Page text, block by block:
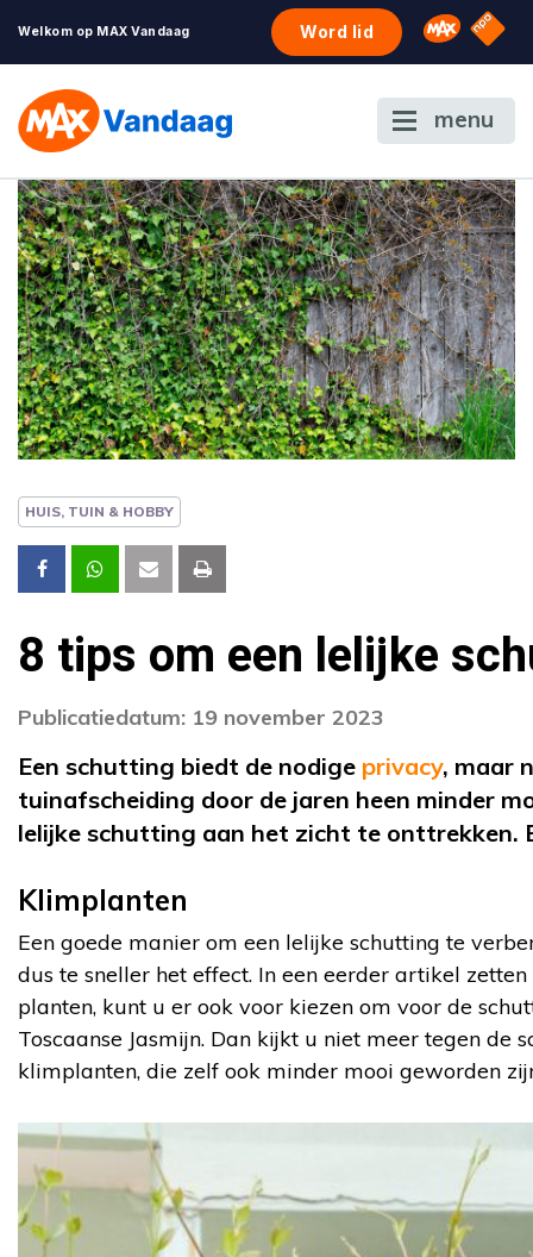
Welkom op MAX Vandaag Word lid Omroep
NPO
menu
HUIS, TUIN & HOBBY
8 tips om een lelijke
Publicatiedatum: 19 november 2023
Een schutting biedt de nodige privacy, maar
tuinafscheiding door de jaren heen minder
lelijke schutting aan het zicht te onttrekken.
Klimplanten
Een goede manier om een lelijke schutting te
dus te sneller het effect. In een eerder artikel
planten, kunt u er ook voor kiezen om voor de
Toscaanse Jasmijn. Dan kijkt u niet meer tegen
klimplanten, die zelf ook minder mooi geworden